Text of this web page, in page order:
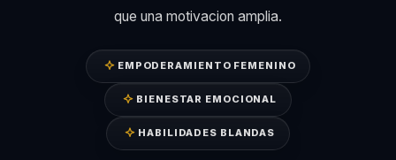
que una motivacion amplia.
EMPODERAMIENTO FEMENINO
BIENESTAR EMOCIONAL
HABILIDADES BLANDAS